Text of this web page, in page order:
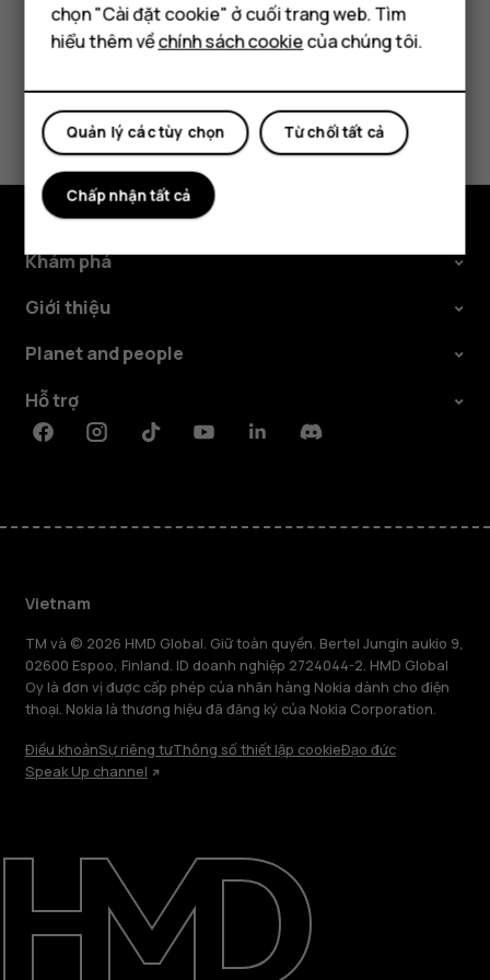
Máy tính bảng
Giới thiệu
Sửa chữa, tái sử dụng, tái chế
Hỗ trợ
Bạn tìm được thông tin hữu ích không?
Có Không
Khám phá
Giới thiệu
Planet and people
Hỗ trợ
FacebookInstagramTiktokYoutubeLinkedinDiscord
Vietnam
TM và © 2026 HMD Global. Giữ toàn quyền. Bertel Jungin aukio 9,
02600 Espoo, Finland. ID doanh nghiệp 2724044-2. HMD Global
Oy là đơn vị được cấp phép của nhãn hàng Nokia dành cho điện
thoại. Nokia là thương hiệu đã đăng ký của Nokia Corporation.
Điều khoảnSự riêng tưThông số thiết lập cookieĐạo đức
Speak Up channel
chọn "Cài đặt cookie" ở cuối trang web. Tìm
hiểu thêm vềchính sách cookiecủa chúng tôi.
Từ chối tất cả
Quản lý các tùy chọn
Chấp nhận tất cả